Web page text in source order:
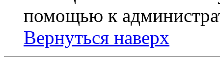
помощью к
Вернуться наверх